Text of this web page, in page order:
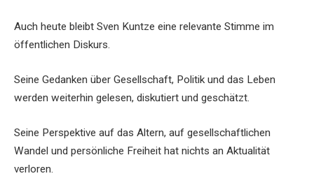
Auch heute bleibt Sven Kuntze eine relevante Stimme im
öffentlichen Diskurs.
Seine Gedanken über Gesellschaft, Politik und das Leben
werden weiterhin gelesen, diskutiert und geschätzt.
Seine Perspektive auf das Altern, auf gesellschaftlichen
Wandel und persönliche Freiheit hat nichts an Aktualität
verloren.